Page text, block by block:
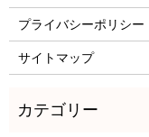
プライバシーポリシー
サイトマップ